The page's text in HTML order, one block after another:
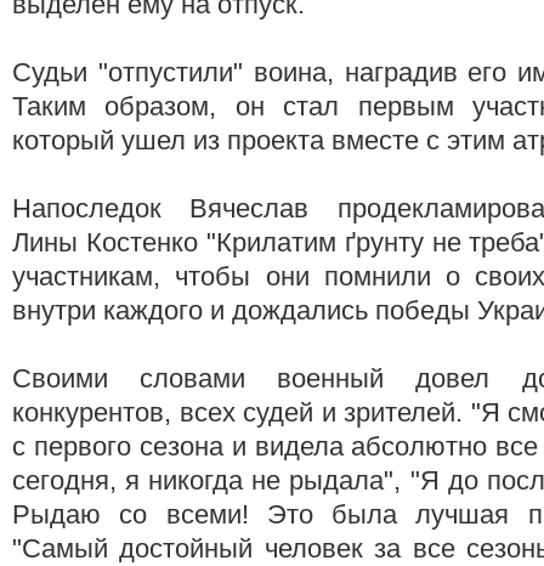
Судьи "отпустили" воина, наградив его
Таким образом, он стал первым
который ушел из проекта вместе с этим
Напоследок Вячеслав
Лины Костенко "Крилатим ґрунту не
участникам, чтобы они помнили о
внутри каждого и дождались победы
Своими словами военный довел
конкурентов, всех судей и зрителей. "Я
с первого сезона и видела абсолютно
сегодня, я никогда не рыдала", "Я до
Рыдаю со всеми! Это была лучшая
"Самый достойный человек за все